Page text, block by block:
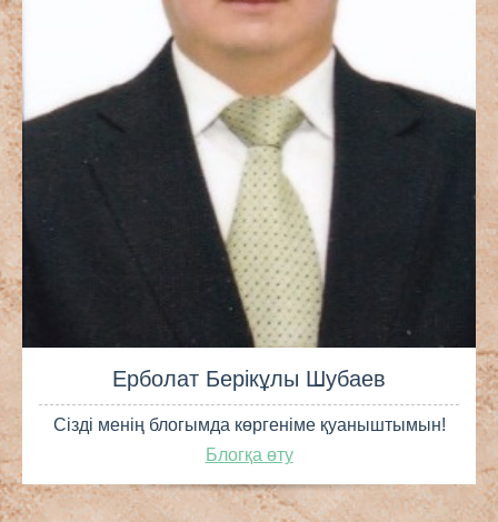
Ерболат Берікұлы Шубаев
Сізді менің блогымда көргеніме қуаныштымын!
Блогқа өту